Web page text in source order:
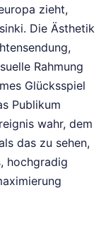
zieht,
Die Ästhetik
Rahmung
Glücksspiel
Publikum
wahr, dem
das zu sehen,
hochgradig